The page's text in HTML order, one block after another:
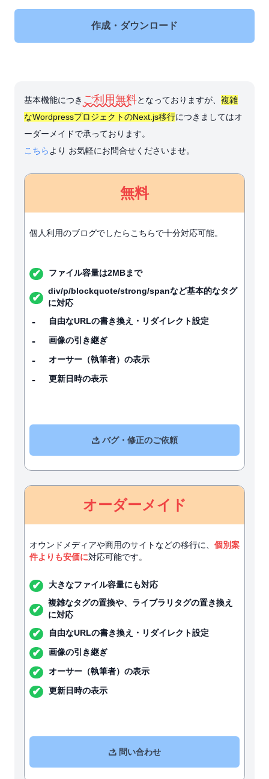
作成・ダウンロード
基本機能につき ご利用無料となっておりますが、 複雑
なWordpressプロジェクトのNext.js移行につきましてはオ
ーダーメイドで承っております。
こちら より お気軽にお問合せくださいませ。
無料
個人利用のブログでしたらこちらで十分対応可能。
✔︎ ファイル容量は2MBまで
✔︎
div/p/blockquote/strong/spanなど基本的なタグ
に対応
- 自由なURLの書き換え・リダイレクト設定
- 画像の引き継ぎ
- オーサー（執筆者）の表示
- 更新日時の表示
バグ・修正のご依頼
オーダーメイド
オウンドメディアや商用のサイトなどの移行に、 個別案
件よりも安価に対応可能です。
✔︎ 大きなファイル容量にも対応
✔︎
複雑なタグの置換や、ライブラリタグの置き換え
に対応
✔︎ 自由なURLの書き換え・リダイレクト設定
✔︎ 画像の引き継ぎ
✔︎ オーサー（執筆者）の表示
✔︎ 更新日時の表示
問い合わせ